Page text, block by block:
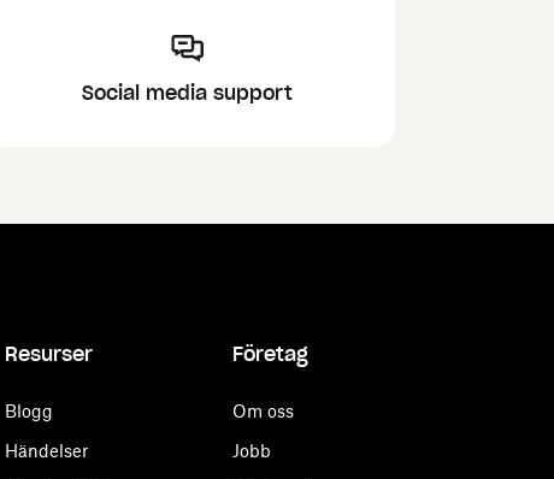
Social media support
Resurser
Blogg
Händelser
Företag
Om oss
Jobb